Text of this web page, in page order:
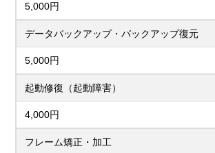
5,000円
データバックアップ・バックアップ復元
5,000円
起動修復（起動障害）
4,000円
フレーム矯正・加工